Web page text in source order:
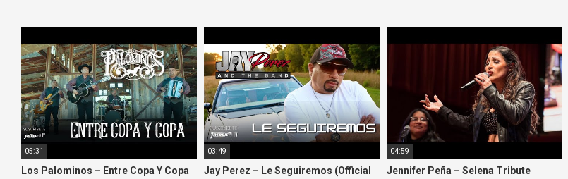
05:31
Los Palominos – Entre Copa Y Copa
03:49
Jay Perez – Le Seguiremos (Official
04:59
Jennifer Peña – Selena Tribute